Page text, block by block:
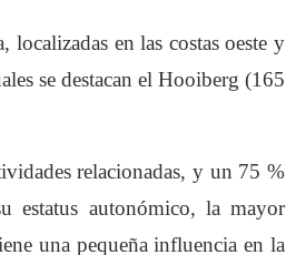
localizadas en las costas oeste y
se destacan el Hooiberg (165
relacionadas, y un 75 %
estatus autonómico, la mayor
una pequeña influencia en la